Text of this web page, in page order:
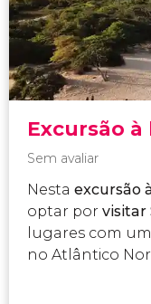
Excursão
Sem avaliar
Nesta excursão
optar por visitar
lugares com
no Atlântico